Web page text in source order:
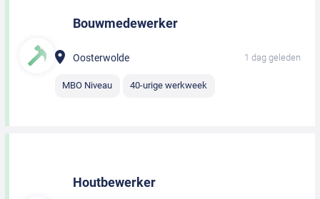
Bouwmedewerker
Oosterwolde 1 dag geleden
MBO Niveau 40-urige werkweek
Houtbewerker